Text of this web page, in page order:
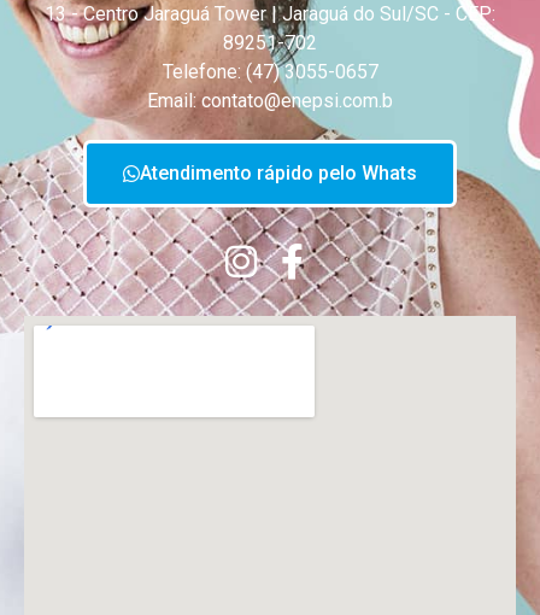
13 - Centro Jaraguá Tower | Jaraguá do Sul/SC - CEP:
89251-702
Telefone: (47) 3055-0657
Email: contato@enepsi.com.b
Atendimento rápido pelo Whats